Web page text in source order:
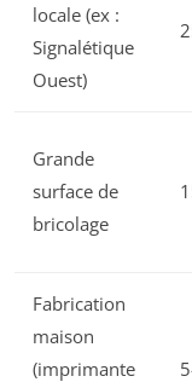
locale (ex :
Signalétique
Ouest)
Grande
surface de
bricolage
Fabrication
maison
(imprimante